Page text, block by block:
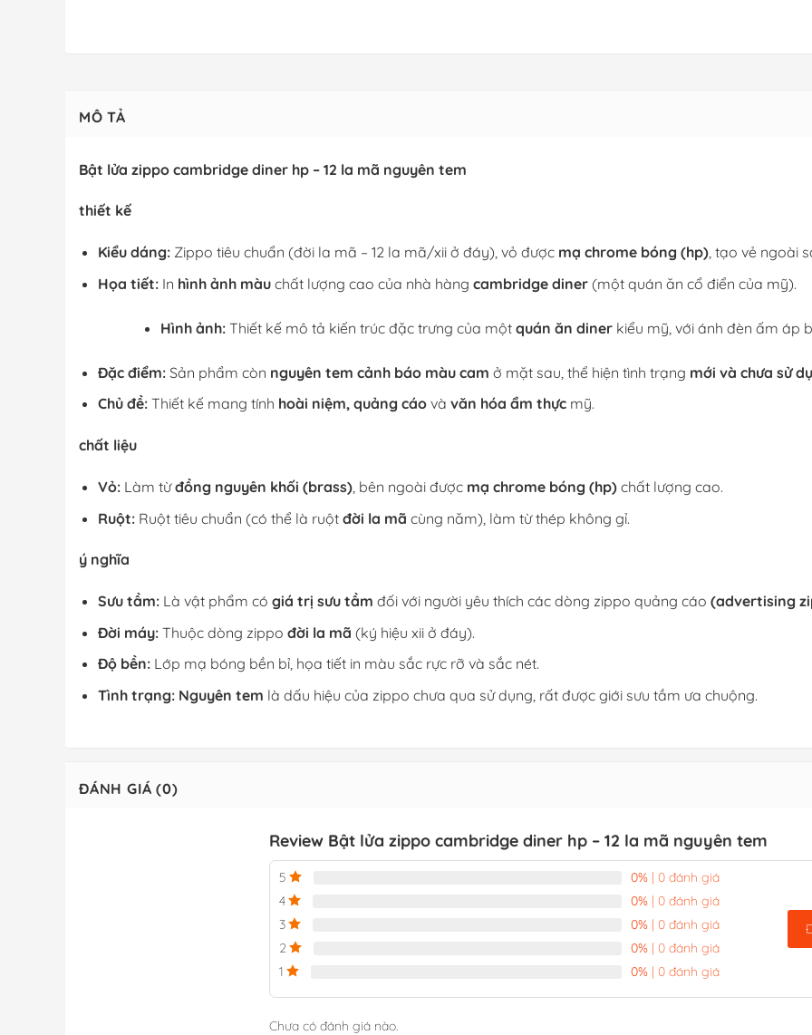
MÔ TẢ
Bật lửa zippo cambridge diner hp – 12 la mã nguyên tem
thiết kế
Kiểu dáng:Zippo tiêu chuẩn (đời la mã – 12 la mã/xii ở đáy), vỏ được mạ chrome bóng (hp), tạo vẻ ngoài
Họa tiết:In hình ảnh màuchất lượng cao của nhà hàng cambridge diner(một quán ăn cổ điển của mỹ).
Hình ảnh:Thiết kế mô tả kiến trúc đặc trưng của một quán ăn dinerkiểu mỹ, với ánh đèn ấm áp
Đặc điểm:Sản phẩm còn nguyên tem cảnh báo màu cam ở mặt sau, thể hiện tình trạng mới và chưa sử
Chủ đề:Thiết kế mang tính hoài niệm, quảng cáovà văn hóa ẩm thựcmỹ.
chất liệu
Vỏ:Làm từđồng nguyên khối (brass), bên ngoài được mạ chrome bóng (hp)chất lượng cao.
Ruột:Ruột tiêu chuẩn (có thể là ruột đời la mã cùng năm), làm từ thép không gỉ.
ý nghĩa
Sưu tầm:Là vật phẩm có giá trị sưu tầm đối với người yêu thích các dòng zippo quảng cáo (advertising
Đời máy:Thuộc dòng zippo đời la mã (ký hiệu xii ở đáy).
Độ bền:Lớp mạ bóng bền bỉ, họa tiết in màu sắc rực rỡ và sắc nét.
Tình trạng: Nguyên tem là dấu hiệu của zippo chưa qua sử dụng, rất được giới sưu tầm ưa chuộng.
ĐÁNH GIÁ (0)
Review Bật lửa zippo cambridge diner hp – 12 la mã nguyên tem
5 0% | 0 đánh giá
4
0% | 0 đánh giá
3
0% | 0 đánh giá
2
0% | 0 đánh giá
1
0% | 0 đánh giá
Chưa có đánh giá nào.